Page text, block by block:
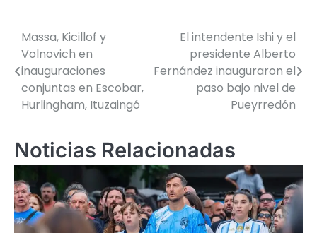
Navegación
de
entradas
Massa, Kicillof y
Volnovich en
inauguraciones
conjuntas en Escobar,
Hurlingham, Ituzaingó
El intendente Ishi y el
presidente Alberto
Fernández inauguraron el
paso bajo nivel de
Pueyrredón
Noticias Relacionadas